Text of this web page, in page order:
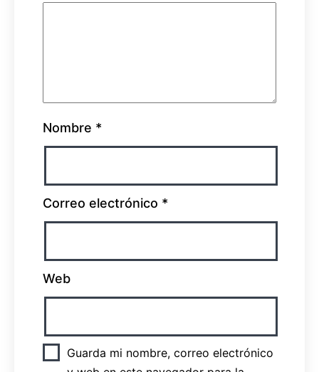
Nombre *
Correo electrónico *
Web
Guarda mi nombre, correo electrónico